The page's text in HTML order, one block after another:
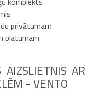
privātumam
platumam
AR
- VENTO